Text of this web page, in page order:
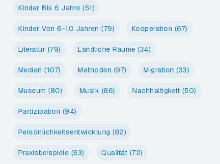
Kinder Bis 6 Jahre (51)
Kinder Von 6-10 Jahren (79) Kooperation (67)
Literatur (79) Ländliche Räume (34)
Medien (107) Methoden (97) Migration (33)
Museum (80) Musik (86) Nachhaltigkeit (50)
Partizipation (94)
Persönlichkeitsentwicklung (82)
Praxisbeispiele (63) Qualität (72)